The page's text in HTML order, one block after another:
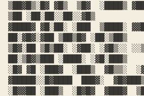
▒██▓█▒░█▓ ▓█▒  ▒█▓  ░████▒
▒██ ░██░██░░██░░▓█▒
▓████▓ ▓█░██░ ░███  ▒████░
██░▓█▓░▓██ ▒██▒█▓ ░██░▒██▒
▒█▓░██ ▒█▒██░ ░▓██░ ░▓█▒░░
██░▒█▓▒███ ░████░ ░▓█░███▒
░█▓ ▓█ ░███▓  ░███▒  ▓█▒▒░
▓█████░░█▓████  ███▓░
░█▓▓██ ░███▒  ░█▓█▓  ▓███▓